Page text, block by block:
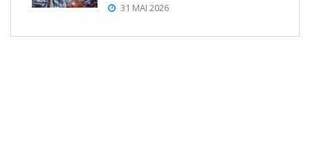
31 MAI 2026